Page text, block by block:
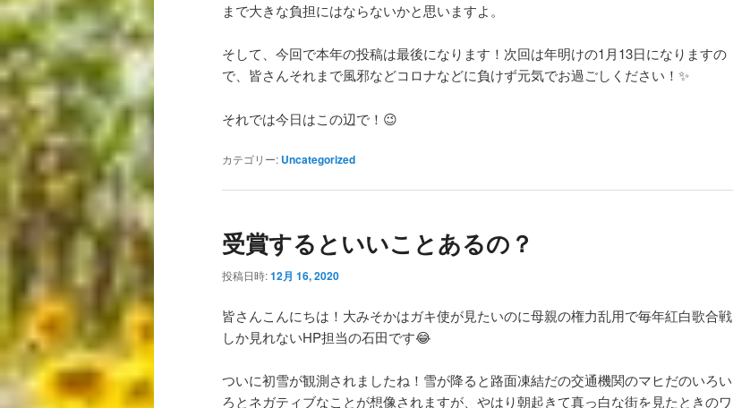
まで大きな負担にはならないかと思いますよ。
そして、今回で本年の投稿は最後になります！次回は年明けの1月13日になりますの
で、皆さんそれまで風邪などコロナなどに負けず元気でお過ごしください！✨
それでは今日はこの辺で！😉
カテゴリー: Uncategorized
受賞するといいことあるの？
投稿日時:12月 16, 2020
皆さんこんにちは！大みそかはガキ使が見たいのに母親の権力乱用で毎年紅白歌合戦
しか見れないHP担当の石田です😂
ついに初雪が観測されましたね！雪が降ると路面凍結だの交通機関のマヒだのいろい
ろとネガティブなことが想像されますが、やはり朝起きて真っ白な街を見たときのワ